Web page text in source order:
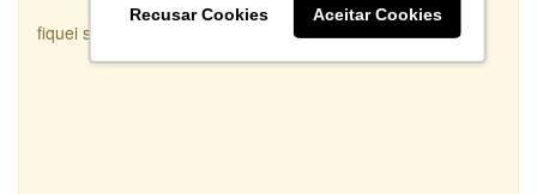
Recusar Cookies Aceitar Cookies
fiquei satisfeita com o serviço prestado